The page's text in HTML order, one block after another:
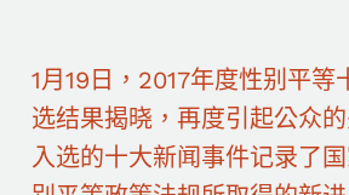
1月19日，2017年度性别平等
选结果揭晓，再度引起公众
入选的十大新闻事件记录了